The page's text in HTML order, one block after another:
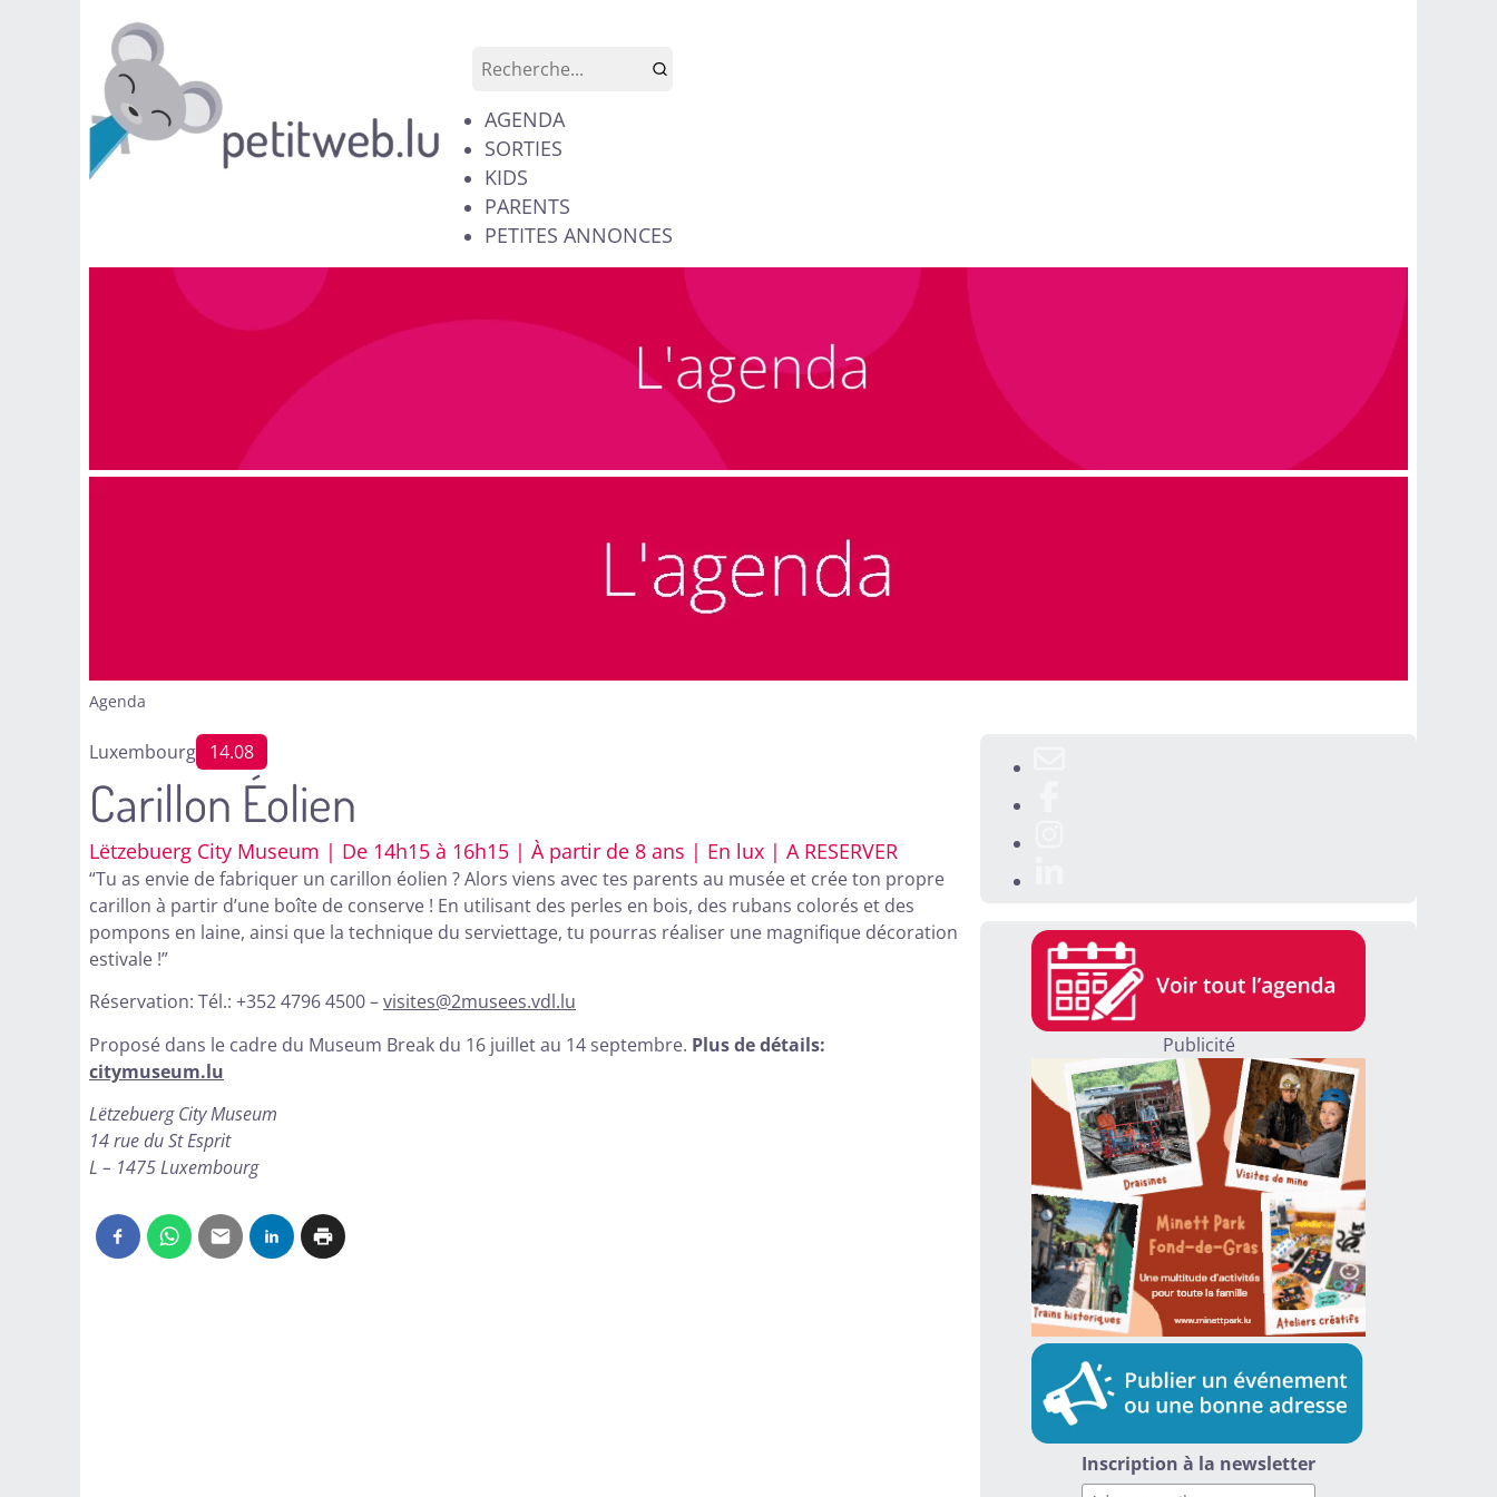
AGENDA
SORTIES
KIDS
PARENTS
PETITES ANNONCES
Agenda
Luxembourg 14.08
Carillon Éolien
Lëtzebuerg City Museum | De 14h15 à 16h15 | À partir de 8 ans | En lux | A RESERVER
“Tu as envie de fabriquer un carillon éolien ? Alors viens avec tes parents au musée et crée ton propre
carillon à partir d’une boîte de conserve ! En utilisant des perles en bois, des rubans colorés et des
pompons en laine, ainsi que la technique du serviettage, tu pourras réaliser une magnifique décoration
estivale !”
Réservation: Tél.: +352 4796 4500 –visites@2musees.vdl.lu
Proposé dans le cadre du Museum Break du 16 juillet au 14 septembre. Plus de détails:
citymuseum.lu
Lëtzebuerg City Museum
14 rue du St Esprit
L – 1475 Luxembourg
Publicité
Inscription à la newsletter